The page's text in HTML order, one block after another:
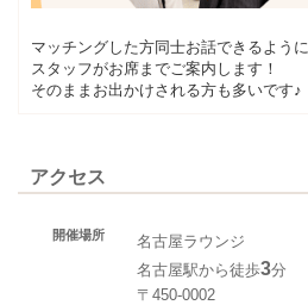
マッチングした方同士お話できるように
スタッフがお席までご案内します！
そのままお出かけされる方も多いです♪
アクセス
開催場所
名古屋ラウンジ
名古屋駅から徒歩3分
〒450-0002